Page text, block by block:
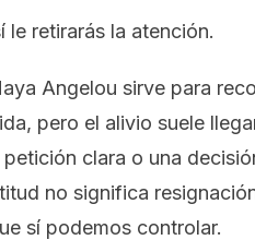
le retirarás la atención.
Angelou sirve para
pero el alivio suele
clara o una
no significa
sí podemos controlar.